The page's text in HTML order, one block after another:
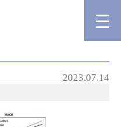
2023.07.14